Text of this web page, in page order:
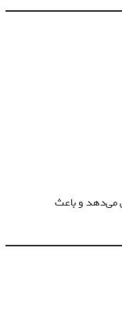
می‌دهد و باعث